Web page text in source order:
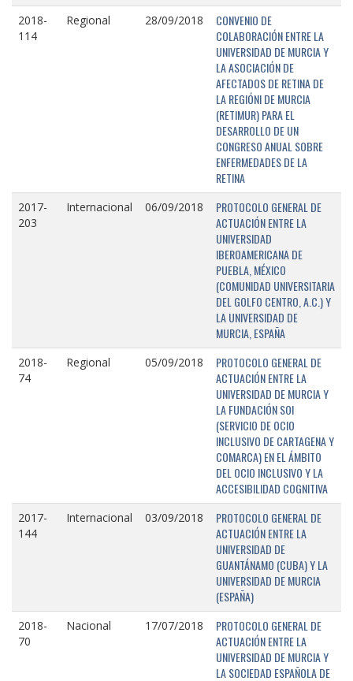
2018-
114
Regional 28/09/2018
CONVENIO DE
COLABORACIÓN ENTRE LA
UNIVERSIDAD DE MURCIA Y
LA ASOCIACIÓN DE
AFECTADOS DE RETINA DE
LA REGIÓNI DE MURCIA
(RETIMUR) PARA EL
DESARROLLO DE UN
CONGRESO ANUAL SOBRE
ENFERMEDADES DE LA
RETINA
2017-
203
Internacional 06/09/2018
PROTOCOLO GENERAL DE
ACTUACIÓN ENTRE LA
UNIVERSIDAD
IBEROAMERICANA DE
PUEBLA, MÉXICO
(COMUNIDAD UNIVERSITARIA
DEL GOLFO CENTRO, A.C.) Y
LA UNIVERSIDAD DE
MURCIA, ESPAÑA
2018-
74
Regional 05/09/2018
PROTOCOLO GENERAL DE
ACTUACIÓN ENTRE LA
UNIVERSIDAD DE MURCIA Y
LA FUNDACIÓN SOI
(SERVICIO DE OCIO
INCLUSIVO DE CARTAGENA Y
COMARCA) EN EL ÁMBITO
DEL OCIO INCLUSIVO Y LA
ACCESIBILIDAD COGNITIVA
2017-
144
Internacional 03/09/2018
PROTOCOLO GENERAL DE
ACTUACIÓN ENTRE LA
UNIVERSIDAD DE
GUANTÁNAMO (CUBA) Y LA
UNIVERSIDAD DE MURCIA
(ESPAÑA)
2018-
70
Nacional 17/07/2018
PROTOCOLO GENERAL DE
ACTUACIÓN ENTRE LA
UNIVERSIDAD DE MURCIA Y
LA SOCIEDAD ESPAÑOLA DE